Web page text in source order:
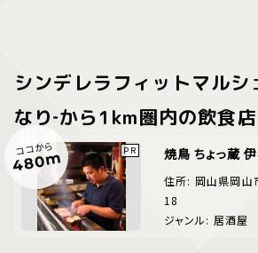
シンデレラフィットマルシ
なり‐から1km圏内の飲食店
ココから
480m 焼鳥 ちょっ蔵
住所: 岡山県岡山
18
ジャンル: 居酒屋